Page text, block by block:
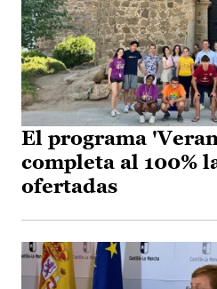
El programa
completa al 100%
ofertadas